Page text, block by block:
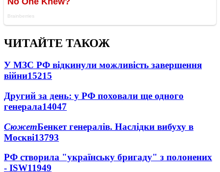
ЧИТАЙТЕ ТАКОЖ
У МЗС РФ відкинули можливість завершення
війни15215
Другий за день: у РФ поховали ще одного
генерала14047
СюжетБенкет генералів. Наслідки вибуху в
Москві13793
РФ створила "українську бригаду" з полонених
- ISW11949